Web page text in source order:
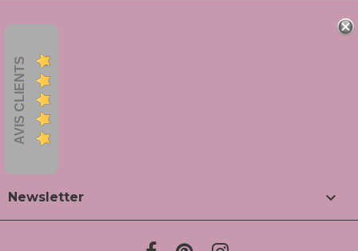
AVIS CLIENTS
Newsletter 